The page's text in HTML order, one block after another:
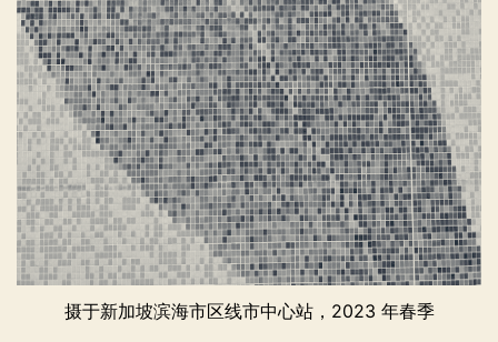
摄于新加坡滨海市区线市中心站，2023 年春季